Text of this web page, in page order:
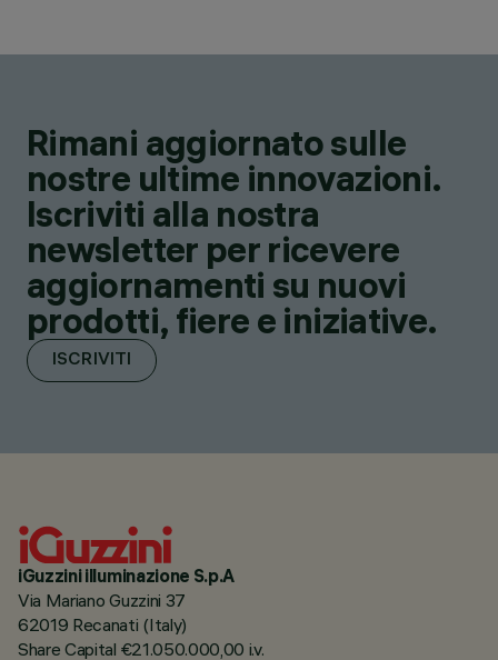
Rimani aggiornato sulle
nostre ultime innovazioni.
Iscriviti alla nostra
newsletter per ricevere
aggiornamenti su nuovi
prodotti, fiere e iniziative.
ISCRIVITI
iGuzzini illuminazione S.p.A
Via Mariano Guzzini 37
62019 Recanati (Italy)
Share Capital €21.050.000,00 i.v.